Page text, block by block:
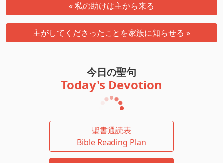
« 私の助けは主から来る
主がしてくださったことを家族に知らせる »
今日の聖句
Today's Devotion
聖書通読表
Bible Reading Plan